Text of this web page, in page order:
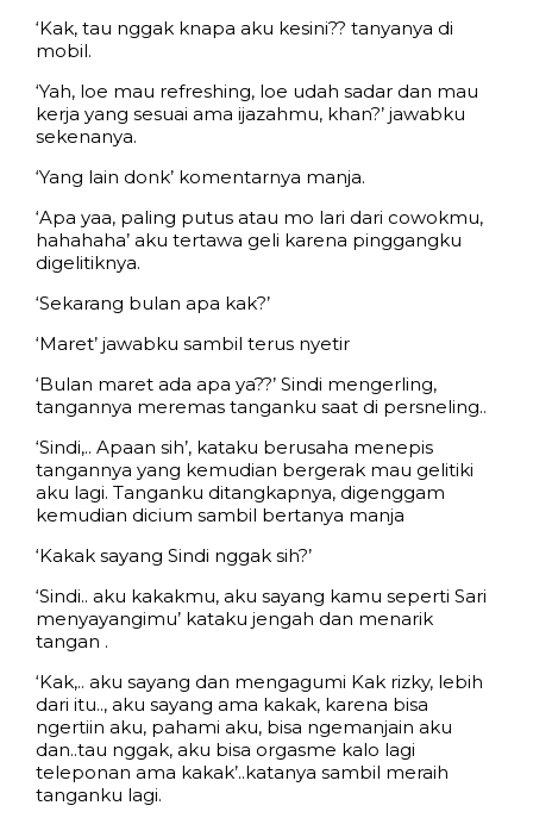
‘Kak, tau nggak knapa aku kesini?? tanyanya di
mobil.
‘Yah, loe mau refreshing, loe udah sadar dan mau
kerja yang sesuai ama ijazahmu, khan?’ jawabku
sekenanya.
‘Yang lain donk’ komentarnya manja.
‘Apa yaa, paling putus atau mo lari dari cowokmu,
hahahaha’ aku tertawa geli karena pinggangku
digelitiknya.
‘Sekarang bulan apa kak?’
‘Maret’ jawabku sambil terus nyetir
‘Bulan maret ada apa ya??’ Sindi mengerling,
tangannya meremas tanganku saat di persneling..
‘Sindi,.. Apaan sih’, kataku berusaha menepis
tangannya yang kemudian bergerak mau gelitiki
aku lagi. Tanganku ditangkapnya, digenggam
kemudian dicium sambil bertanya manja
‘Kakak sayang Sindi nggak sih?’
‘Sindi.. aku kakakmu, aku sayang kamu seperti Sari
menyayangimu’ kataku jengah dan menarik
tangan .
‘Kak,.. aku sayang dan mengagumi Kak rizky, lebih
dari itu.., aku sayang ama kakak, karena bisa
ngertiin aku, pahami aku, bisa ngemanjain aku
dan..tau nggak, aku bisa orgasme kalo lagi
teleponan ama kakak’..katanya sambil meraih
tanganku lagi.